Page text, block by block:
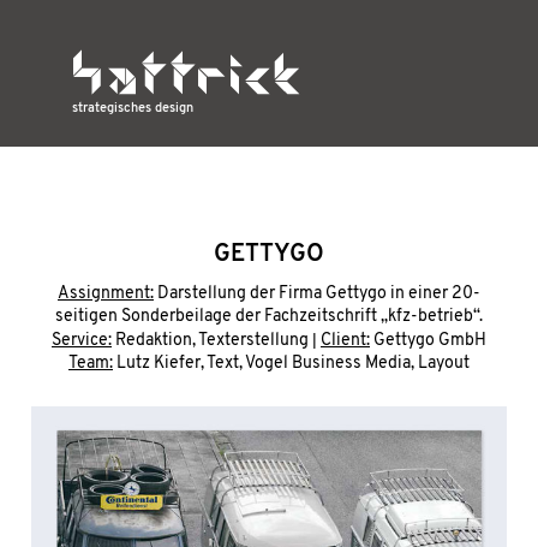
strategisches design
GETTYGO
Assignment: Darstellung der Firma Gettygo in einer 20-
seitigen Sonderbeilage der Fachzeitschrift „kfz-betrieb“.
Service: Redaktion, Texterstellung | Client: Gettygo GmbH
Team: Lutz Kiefer, Text, Vogel Business Media, Layout